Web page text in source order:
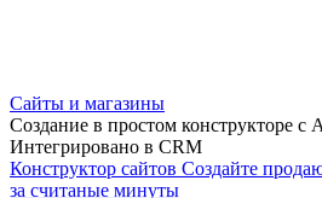
Сайты и магазины
Создание в простом конструкторе
Интегрировано в CRM
Конструктор сайтов Создайте
за считаные минуты